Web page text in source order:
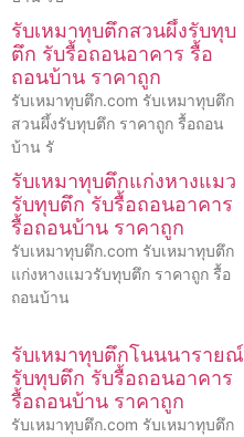
รับเหมาทุบตึกสวนผึ้งรับทุบ
ตึก รับรื้อถอนอาคาร รื้อ
ถอนบ้าน ราคาถูก
รับเหมาทุบตึก.com รับเหมาทุบตึก
สวนผึ้งรับทุบตึก ราคาถูก รื้อถอน
บ้าน รั
รับเหมาทุบตึกแก่งหางแมว
รับทุบตึก รับรื้อถอนอาคาร
รื้อถอนบ้าน ราคาถูก
รับเหมาทุบตึก.com รับเหมาทุบตึก
แก่งหางแมวรับทุบตึก ราคาถูก รื้อ
ถอนบ้าน
รับเหมาทุบตึกโนนนารายณ์
รับทุบตึก รับรื้อถอนอาคาร
รื้อถอนบ้าน ราคาถูก
รับเหมาทุบตึก.com รับเหมาทุบตึก